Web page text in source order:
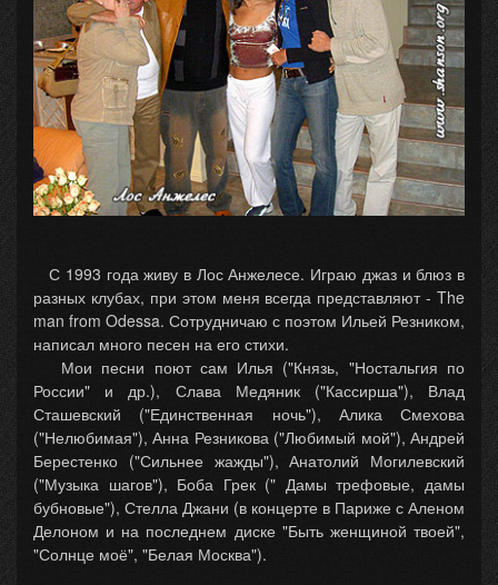
С 1993 года живу в Лос Анжелесе. Играю джаз и блюз в
разных клубах, при этом меня всегда представляют - The
man from Odessa. Сотрудничаю с поэтом Ильей Резником,
написал много песен на его стихи.
Мои песни поют сам Илья ("Князь, "Ностальгия по
России" и др.), Слава Медяник ("Кассирша"), Влад
Сташевский ("Единственная ночь"), Алика Смехова
("Нелюбимая"), Анна Резникова ("Любимый мой"), Андрей
Берестенко ("Сильнее жажды"), Анатолий Могилевский
("Музыка шагов"), Боба Грек (" Дамы трефовые, дамы
бубновые"), Стелла Джани (в концерте в Париже с Аленом
Делоном и на последнем диске "Быть женщиной твоей",
"Солнце моё", "Белая Москва").